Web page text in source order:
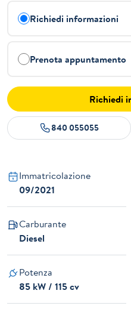
Richiedi informazioni
Prenota appuntamento
Richiedi
840 055055
Immatricolazione
09/2021
Carburante
Diesel
Potenza
85 kW / 115 cv